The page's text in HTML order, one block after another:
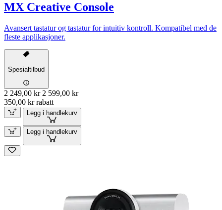
MX Creative Console
Avansert tastatur og tastatur for intuitiv kontroll. Kompatibel med de
fleste applikasjoner.
Spesialtilbud
2 249,00 kr 2 599,00 kr
350,00 kr rabatt
Legg i handlekurv
Legg i handlekurv